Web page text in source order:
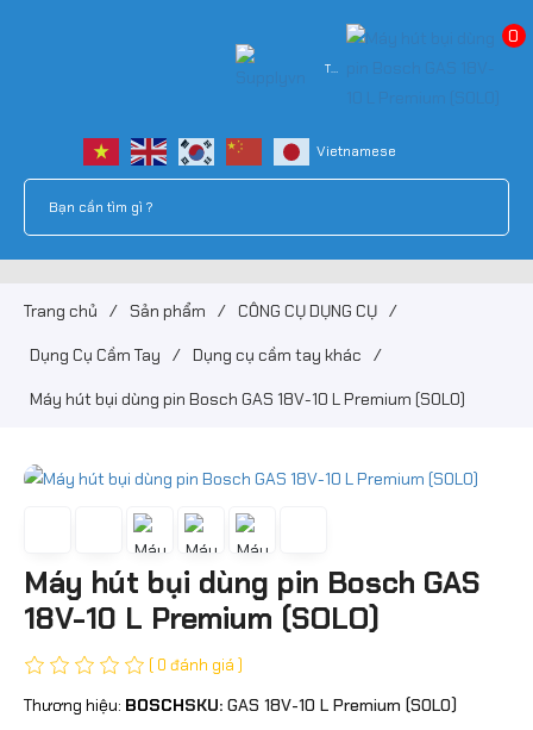
Tài
0
Trang chủ / Sản phẩm / CÔNG CỤ DỤNG CỤ /
Dụng Cụ Cầm Tay / Dụng cụ cầm tay khác /
Máy hút bụi dùng pin Bosch GAS 18V-10 L Premium (SOLO)
Máy hút bụi dùng pin Bosch GAS
18V-10 L Premium (SOLO)
( 0 đánh giá )
Thương hiệu: BOSCHSKU: GAS 18V-10 L Premium (SOLO)